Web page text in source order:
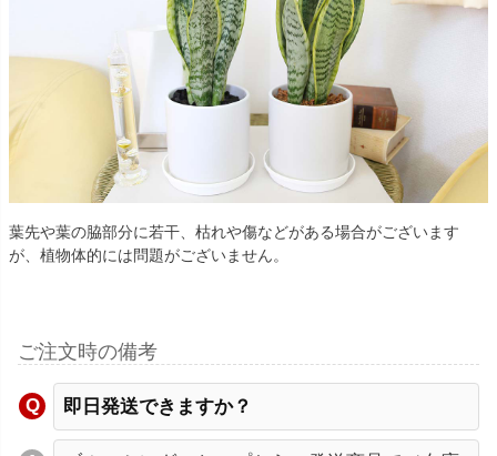
葉先や葉の脇部分に若干、枯れや傷などがある場合がございます
が、植物体的には問題がございません。
ご注文時の備考
即日発送できますか？